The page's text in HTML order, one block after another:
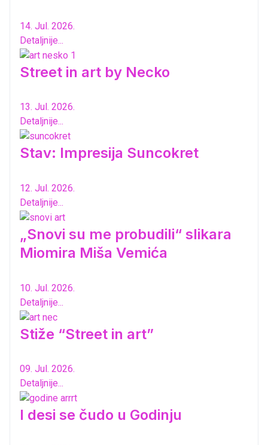
14. Jul. 2026.
Detaljnije...
Street in art by Necko
13. Jul. 2026.
Detaljnije...
Stav: Impresija Suncokret
12. Jul. 2026.
Detaljnije...
„Snovi su me probudili“ slikara
Miomira Miša Vemića
10. Jul. 2026.
Detaljnije...
Stiže “Street in art”
09. Jul. 2026.
Detaljnije...
I desi se čudo u Godinju